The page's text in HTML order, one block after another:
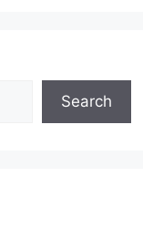
Search